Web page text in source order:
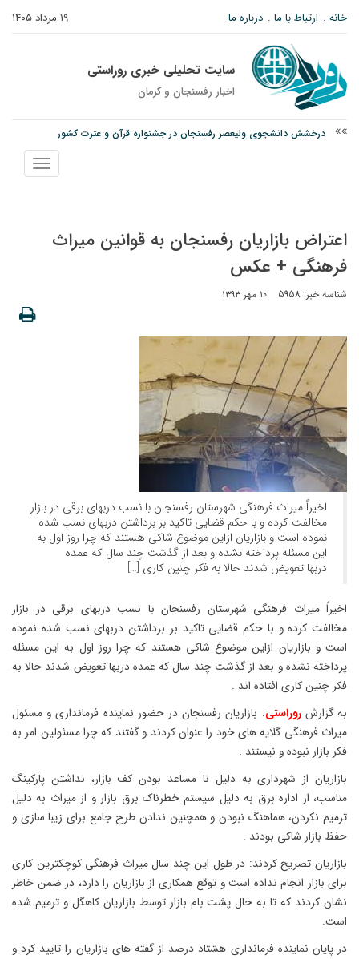
۱۹ مرداد ۱۴۰۵ خانه ارتباط با ما درباره ما
سایت تحلیلی خبری روراستی
اخبار رفسنجان و كرمان
درخشش دانشجوی ولیعصر رفسنجان در جشنواره قرآن و عترت کشور
نمایش
منو
اعتراض بازاریان رفسنجان به قوانین میراث
فرهنگی + عکس
شناسه خبر: 5958 ۱۰ مهر ۱۳۹۳
اخیراً میراث فرهنگی شهرستان رفسنجان با نسب دربهای برقی در بازار
مخالفت کرده و با حکم قضایی تاکید بر برداشتن دربهای نسب شده
نموده است و بازاریان ازاین موضوع شاکی هستند که چرا روز اول به
این مسئله پرداخته نشده و بعد از گذشت چند سال که عمده
دربها تعویض شدند حالا به فکر چنین کاری […]
اخیراً میراث فرهنگی شهرستان رفسنجان با نسب دربهای برقی در بازار
مخالفت کرده و با حکم قضایی تاکید بر برداشتن دربهای نسب شده نموده
است و بازاریان ازاین موضوع شاکی هستند که چرا روز اول به این مسئله
پرداخته نشده و بعد از گذشت چند سال که عمده دربها تعویض شدند حالا به
فکر چنین کاری افتاده اند .
به گزارشروراستی: بازاریان رفسنجان در حضور نماینده فرمانداری و مسئول
میراث فرهنگی گلایه های خود را عنوان کردند و گفتند که چرا مسئولین امر به
فکر بازار نبوده و نیستند .
بازاریان از شهرداری به دلیل نا مساعد بودن کف بازار، نداشتن پارکینگ
مناسب، از اداره برق به دلیل سیستم خطرناک برق بازار و از میراث به دلیل
ترمیم نکردن، هماهنگ نبودن و همچنین ندادن طرح جامع برای زیبا سازی و
حفظ بازار شاکی بودند .
بازاریان تصریح کردند: در طول این چند سال میراث فرهنگی کوچکترین کاری
برای بازار انجام نداده است و توقع همکاری از بازاریان را دارد، در ضمن خاطر
نشان کردند که تا به حال پشت بام بازار توسط بازاریان کاهگل و ترمیم شده
است.
در پایان نماینده فرمانداری هشتاد درصد از گفته های بازاریان را تایید کرد و